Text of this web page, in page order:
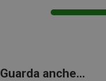
Guarda anche...